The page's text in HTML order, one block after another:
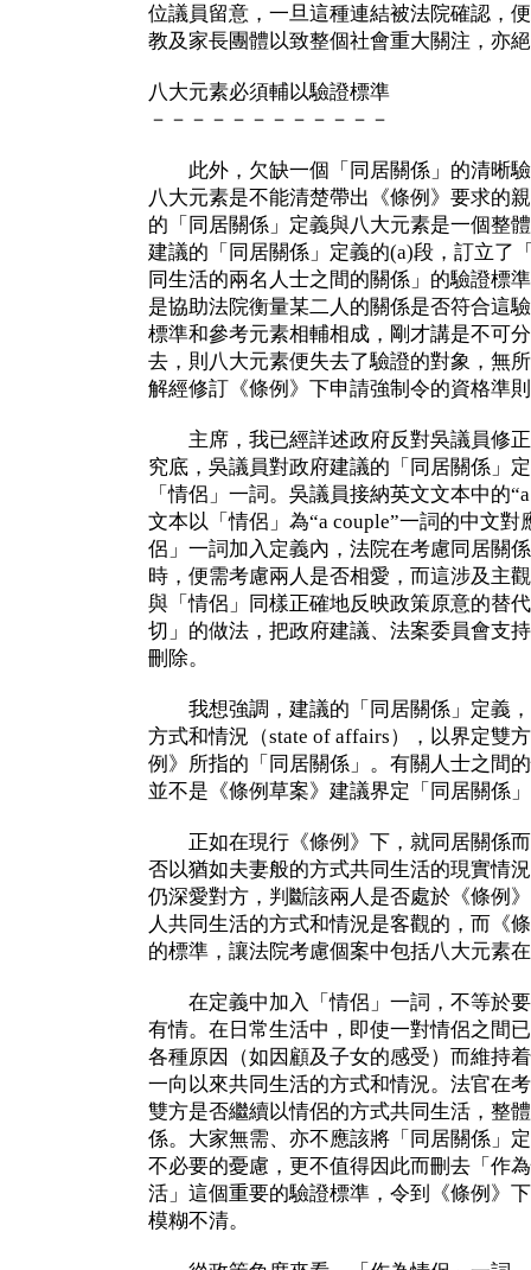
位議員留意，一旦這種連結被法院確認，
教及家長團體以致整個社會重大關注，亦
八大元素必須輔以驗證標準
－－－－－－－－－－－－
此外，欠缺一個「同居關係」的清晰驗
八大元素是不能清楚帶出《條例》要求的
的「同居關係」定義與八大元素是一個整
建議的「同居關係」定義的(a)段，訂立了
同生活的兩名人士之間的關係」的驗證標
是協助法院衡量某二人的關係是否符合這
標準和參考元素相輔相成，剛才講是不可
去，則八大元素便失去了驗證的對象，無
解經修訂《條例》下申請強制令的資格準
主席，我已經詳述政府反對吳議員修正
究底，吳議員對政府建議的「同居關係」
「情侶」一詞。吳議員接納英文文本中的
文本以「情侶」為“a couple”一詞的中文
侶」一詞加入定義內，法院在考慮同居關
時，便需考慮兩人是否相愛，而這涉及主
與「情侶」同樣正確地反映政策原意的替
切」的做法，把政府建議、法案委員會支
刪除。
我想強調，建議的「同居關係」定義，
方式和情況（state of affairs），以界定雙
例》所指的「同居關係」。有關人士之間
並不是《條例草案》建議界定「同居關係
正如在現行《條例》下，就同居關係而
否以猶如夫妻般的方式共同生活的現實情
仍深愛對方，判斷該兩人是否處於《條例
人共同生活的方式和情況是客觀的，而《
的標準，讓法院考慮個案中包括八大元素
在定義中加入「情侶」一詞，不等於要
有情。在日常生活中，即使一對情侶之間
各種原因（如因顧及子女的感受）而維持
一向以來共同生活的方式和情況。法官在
雙方是否繼續以情侶的方式共同生活，整
係。大家無需、亦不應該將「同居關係」
不必要的憂慮，更不值得因此而刪去「作
活」這個重要的驗證標準，令到《條例》
模糊不清。